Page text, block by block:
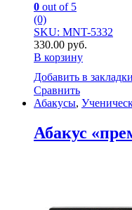
0 out of 5
(0)
SKU: MNT-5332
330.00 руб.
В корзину
Добавить в закладки
Сравнить
Абакусы,
Абакус